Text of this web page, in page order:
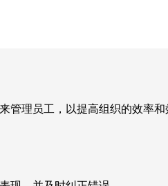
理员工，以提高组织的效率和